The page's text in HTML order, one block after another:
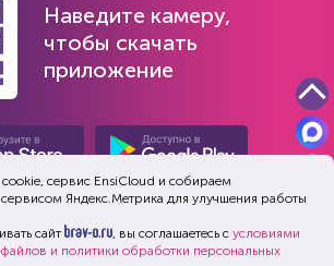
Наведите камеру,
чтобы скачать
приложение
сервис EnsiСloud и собираем
Яндекс.Метрика для улучшения работы
сайт
, вы соглашаетесь с условиями
и политики обработки персональных